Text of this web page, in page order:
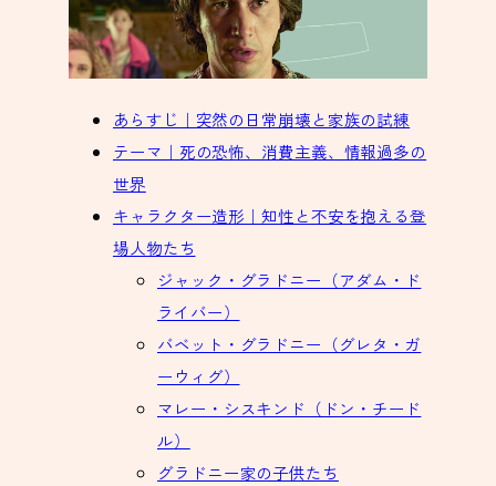
あらすじ｜突然の日常崩壊と家族の試練
テーマ｜死の恐怖、消費主義、情報過多の
世界
キャラクター造形｜知性と不安を抱える登
場人物たち
ジャック・グラドニー（アダム・ド
ライバー）
バベット・グラドニー（グレタ・ガ
ーウィグ）
マレー・シスキンド（ドン・チード
ル）
グラドニー家の子供たち